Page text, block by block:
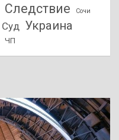
Следствие Сочи
Суд Украина
ЧП